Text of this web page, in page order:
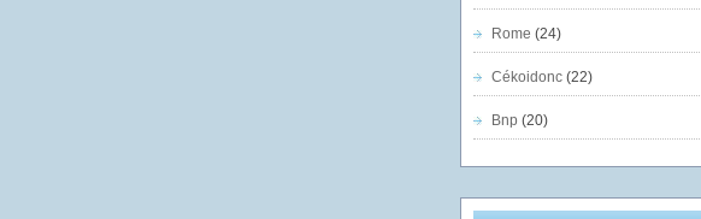
Rome (24)
Cékoidonc(22)
Bnp (20)